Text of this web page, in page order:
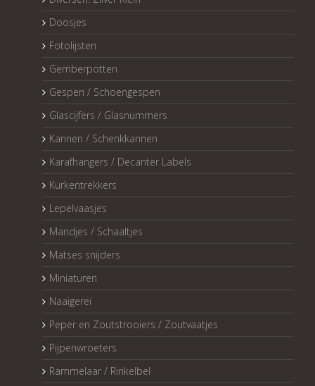
Doosjes
Fotolijsten
Gemberpotten
Gespen / Schoengespen
Glascijfers / Glasnummers
Kannen / Schenkkannen
Karafhangers / Decanter Labels
Kurkentrekkers
Lepelvaasjes
Mandjes / Schaaltjes
Matses snijders
Miniaturen
Naaigerei
Peper en Zoutstrooiers / Zoutvaatjes
Pijpenwroeters
Rammelaar / Rinkelbel